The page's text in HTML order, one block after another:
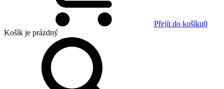
Přejít do košíku0
Košík je prázdný